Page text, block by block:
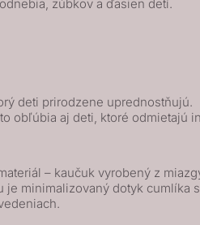
zúbkov a ďasien detí.
deti prirodzene uprednostňujú.
obľúbia aj deti, ktoré odmietajú
– kaučuk vyrobený z
je minimalizovaný dotyk cumlíka